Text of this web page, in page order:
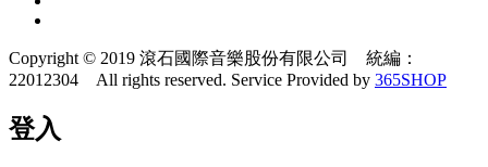
Copyright © 2019 滾石國際音樂股份有限公司 統編：
22012304 All rights reserved. Service Provided by 365SHOP
登入